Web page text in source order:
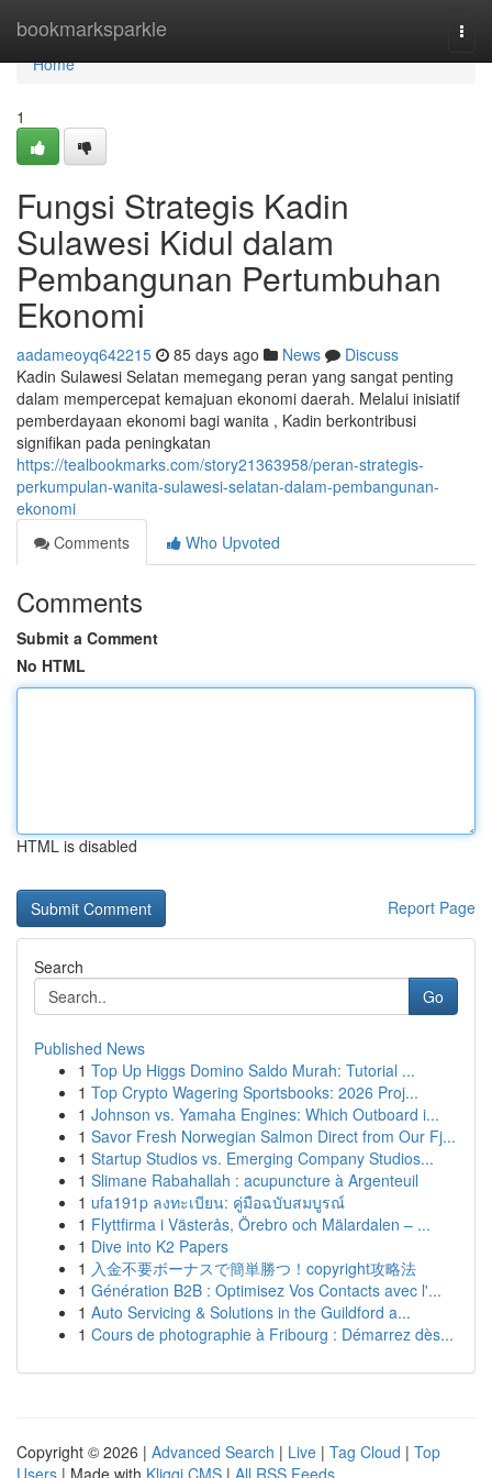
bookmarksparkle
Home
Home
1
Fungsi Strategis Kadin
Sulawesi Kidul dalam
Pembangunan Pertumbuhan
Ekonomi
aadameoyq642215 85 days ago News
Discuss
Kadin Sulawesi Selatan memegang peran yang sangat penting
dalam mempercepat kemajuan ekonomi daerah. Melalui inisiatif
pemberdayaan ekonomi bagi wanita , Kadin berkontribusi
signifikan pada peningkatan
https://tealbookmarks.com/story21363958/peran-strategis-
perkumpulan-wanita-sulawesi-selatan-dalam-pembangunan-
ekonomi
Comments
Who Upvoted
Comments
Submit a Comment
No HTML
HTML is disabled
Report Page
Search
Go
Published News
1 Top Up Higgs Domino Saldo Murah: Tutorial ...
1 Top Crypto Wagering Sportsbooks: 2026 Proj...
1 Johnson vs. Yamaha Engines: Which Outboard i...
1 Savor Fresh Norwegian Salmon Direct from Our Fj...
1 Startup Studios vs. Emerging Company Studios...
1 Slimane Rabahallah : acupuncture à Argenteuil
1 ufa191p ลงทะเบียน: คู่มือฉบับสมบูรณ์
1 Flyttfirma i Västerås, Örebro och Mälardalen – ...
1 Dive into K2 Papers
1 入金不要ボーナスで簡単勝つ！copyright攻略法
1 Génération B2B : Optimisez Vos Contacts avec l'...
1 Auto Servicing & Solutions in the Guildford a...
1 Cours de photographie à Fribourg : Démarrez dès...
Copyright © 2026 | Advanced Search | Live | Tag Cloud | Top
Users | Made with Kliqqi CMS | All RSS Feeds